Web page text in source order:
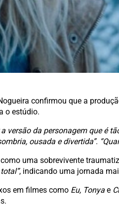
confirmou que a
o estúdio.
versão da personagem que é
ousada e divertida”.
uma sobrevivente
, indicando uma jornada
em filmes como Eu, Tonya e